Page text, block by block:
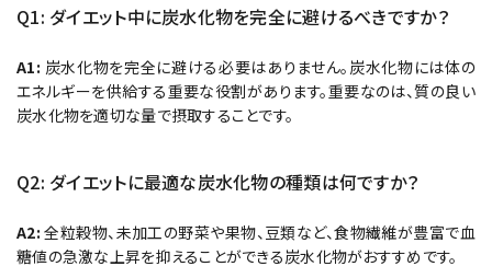
Q1: ダイエット中に炭水化物を完全に避けるべきですか？
A1: 炭水化物を完全に避ける必要はありません。炭水化物には体の
エネルギーを供給する重要な役割があります。重要なのは、質の良い
炭水化物を適切な量で摂取することです。
Q2: ダイエットに最適な炭水化物の種類は何ですか？
A2: 全粒穀物、未加工の野菜や果物、豆類など、食物繊維が豊富で血
糖値の急激な上昇を抑えることができる炭水化物がおすすめです。